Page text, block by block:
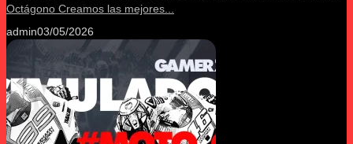
Octágono Creamos las mejores...
admin03/05/2026